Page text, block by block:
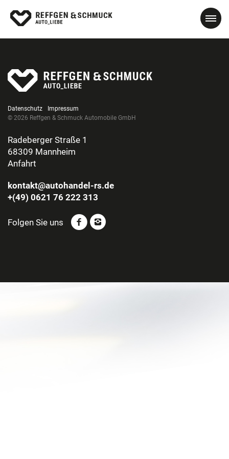
Datenschutz
Impressum
© 2026 Reffgen & Schmuck Automobile GmbH
Radeberger Straße 1
68309 Mannheim
Anfahrt
kontakt@autohandel-rs.de
+(49) 0621 76 222 313
Folgen Sie uns